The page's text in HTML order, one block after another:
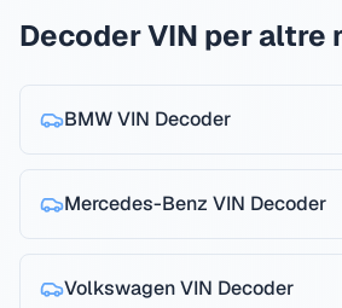
Decoder VIN per altre
BMWVIN Decoder
Mercedes-Benz VIN Decoder
VolkswagenVIN Decoder